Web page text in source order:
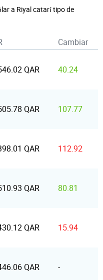
a Riyal catarí tipo de
Cambiar
QAR 40.24
QAR 107.77
QAR 112.92
QAR 80.81
QAR 15.94
QAR -